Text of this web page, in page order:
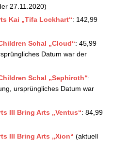
27.11.2020)
Kai „Tifa Lockhart“: 142,99
Schal „Cloud“: 45,99
Datum war der
Schal „Sephiroth“:
ursprüngliches Datum war
III Bring Arts „Ventus“: 84,99
III Bring Arts „Xion“ (aktuell